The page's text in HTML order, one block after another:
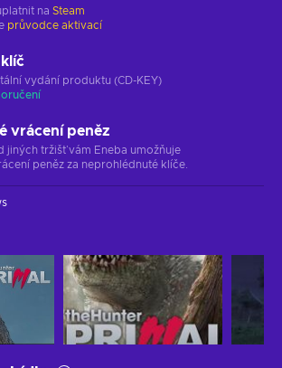
na Steam
průvodce aktivací
vydání produktu (CD-KEY)
vrácení peněz
jiných tržišť vám Eneba umožňuje
peněz za neprohlédnuté klíče.